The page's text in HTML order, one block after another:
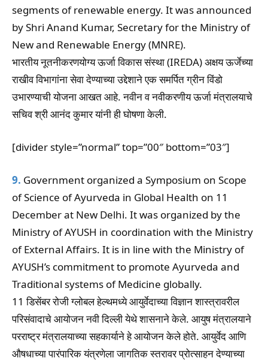
segments of renewable energy. It was announced
by Shri Anand Kumar, Secretary for the Ministry of
New and Renewable Energy (MNRE).
भारतीय नूतनीकरणयोग्य ऊर्जा विकास संस्था (IREDA) अक्षय ऊर्जेच्या
राखीव विभागांना सेवा देण्याच्या उद्देशाने एक समर्पित ग्रीन विंडो
उभारण्याची योजना आखत आहे. नवीन व नवीकरणीय ऊर्जा मंत्रालयाचे
सचिव श्री आनंद कुमार यांनी ही घोषणा केली.
[divider style=”normal” top=”00″ bottom=”03″]
9. Government organized a Symposium on Scope
of Science of Ayurveda in Global Health on 11
December at New Delhi. It was organized by the
Ministry of AYUSH in coordination with the Ministry
of External Affairs. It is in line with the Ministry of
AYUSH’s commitment to promote Ayurveda and
Traditional systems of Medicine globally.
11 डिसेंबर रोजी ग्लोबल हेल्थमध्ये आयुर्वेदाच्या विज्ञान शास्त्रावरील
परिसंवादाचे आयोजन नवी दिल्ली येथे शासनाने केले. आयुष मंत्रालयाने
परराष्ट्र मंत्रालयाच्या सहकार्याने हे आयोजन केले होते. आयुर्वेद आणि
औषधाच्या पारंपारिक यंत्रणेला जागतिक स्तरावर प्रोत्साहन देण्याच्या